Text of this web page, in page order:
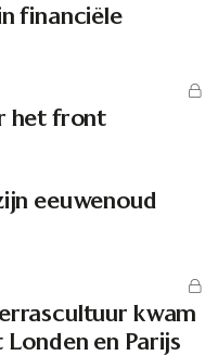
financiële
het front
eeuwenoud
kwam
en Parijs